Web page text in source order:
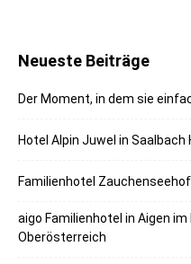
Neueste Beiträge
Der Moment, in dem sie
Hotel Alpin Juwel in Saalbach
Familienhotel
aigo Familienhotel in Aigen
Oberösterreich